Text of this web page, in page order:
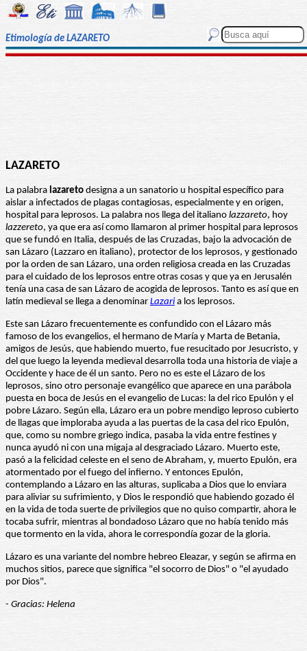
Etimología de LAZARETO
LAZARETO
La palabra lazareto designa a un sanatorio u hospital específico para
aislar a infectados de plagas contagiosas, especialmente y en origen,
hospital para leprosos. La palabra nos llega del italiano lazzareto, hoy
lazzereto, ya que era así como llamaron al primer hospital para leprosos
que se fundó en Italia, después de las Cruzadas, bajo la advocación de
san Lázaro (Lazzaro en italiano), protector de los leprosos, y gestionado
por la orden de san Lázaro, una orden religiosa creada en las Cruzadas
para el cuidado de los leprosos entre otras cosas y que ya en Jerusalén
tenía una casa de san Lázaro de acogida de leprosos. Tanto es así que en
latín medieval se llega a denominar Lazaria los leprosos.
Este san Lázaro frecuentemente es confundido con el Lázaro más
famoso de los evangelios, el hermano de María y Marta de Betania,
amigos de Jesús, que habiendo muerto, fue resucitado por Jesucristo, y
del que luego la leyenda medieval desarrolla toda una historia de viaje a
Occidente y hace de él un santo. Pero no es este el Lázaro de los
leprosos, sino otro personaje evangélico que aparece en una parábola
puesta en boca de Jesús en el evangelio de Lucas: la del rico Epulón y el
pobre Lázaro. Según ella, Lázaro era un pobre mendigo leproso cubierto
de llagas que imploraba ayuda a las puertas de la casa del rico Epulón,
que, como su nombre griego indica, pasaba la vida entre festines y
nunca ayudó ni con una migaja al desgraciado Lázaro. Muerto este,
pasó a la felicidad celeste en el seno de Abraham, y, muerto Epulón, era
atormentado por el fuego del infierno. Y entonces Epulón,
contemplando a Lázaro en las alturas, suplicaba a Dios que lo enviara
para aliviar su sufrimiento, y Dios le respondió que habiendo gozado él
en la vida de toda suerte de privilegios que no quiso compartir, ahora le
tocaba sufrir, mientras al bondadoso Lázaro que no había tenido más
que tormento en la vida, ahora le correspondía gozar de la gloria.
Lázaro es una variante del nombre hebreo Eleazar, y según se afirma en
muchos sitios, parece que significa "el socorro de Dios" o "el ayudado
por Dios".
- Gracias: Helena